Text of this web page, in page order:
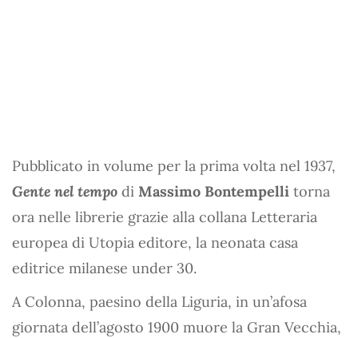
Pubblicato in volume per la prima volta nel 1937,
Gente nel tempo di Massimo Bontempelli torna
ora nelle librerie grazie alla collana Letteraria
europea di Utopia editore, la neonata casa
editrice milanese under 30.
A Colonna, paesino della Liguria, in un’afosa
giornata dell’agosto 1900 muore la Gran Vecchia,